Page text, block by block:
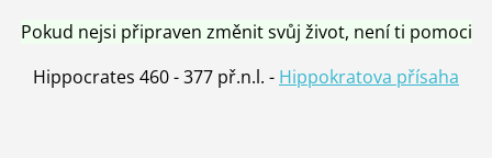
Pokud nejsi připraven změnit svůj život, není ti pomoci
Hippocrates 460 - 377 př.n.l. - Hippokratova přísaha